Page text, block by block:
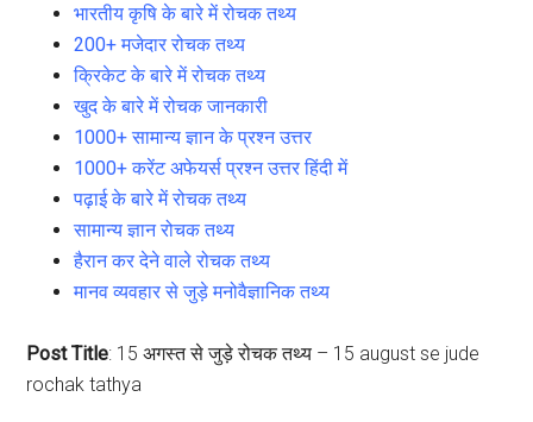
भारतीय कृषि के बारे में रोचक तथ्य
200+ मजेदार रोचक तथ्य
क्रिकेट के बारे में रोचक तथ्य
खुद के बारे में रोचक जानकारी
1000+ सामान्य ज्ञान के प्रश्न उत्तर
1000+ करेंट अफेयर्स प्रश्न उत्तर हिंदी में
पढ़ाई के बारे में रोचक तथ्य
सामान्य ज्ञान रोचक तथ्य
हैरान कर देने वाले रोचक तथ्य
मानव व्यवहार से जुड़े मनोवैज्ञानिक तथ्य
Post Title: 15 अगस्त से जुड़े रोचक तथ्य – 15 august se jude
rochak tathya